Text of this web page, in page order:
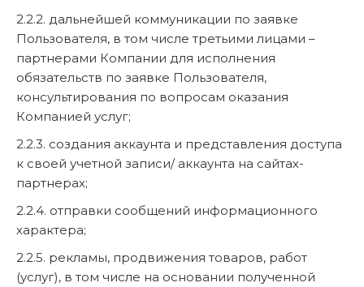
2.2.2. дальнейшей коммуникации по заявке
Пользователя, в том числе третьими лицами –
партнерами Компании для исполнения
обязательств по заявке Пользователя,
консультирования по вопросам оказания
Компанией услуг;
2.2.3. создания аккаунта и представления доступа
к своей учетной записи/ аккаунта на сайтах-
партнерах;
2.2.4. отправки сообщений информационного
характера;
2.2.5. рекламы, продвижения товаров, работ
(услуг), в том числе на основании полученной